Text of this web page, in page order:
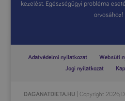
kezelést. Egészségügyi probléma
orvosához!
Adatvédelmi nyilatkozat
Websüti
Jogi nyilatkozat
DAGANATDIETA.HU | Copyright 2026,